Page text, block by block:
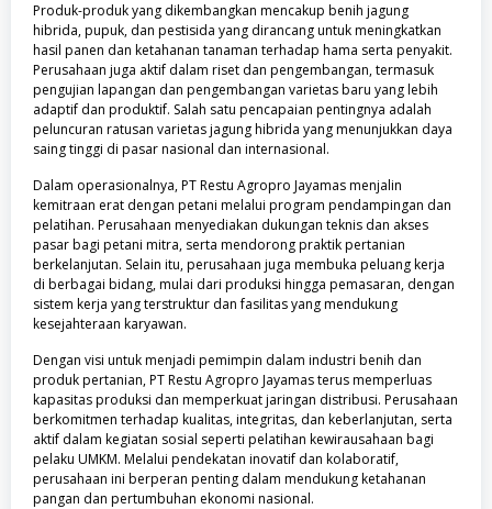
Produk-produk yang dikembangkan mencakup benih jagung
hibrida, pupuk, dan pestisida yang dirancang untuk meningkatkan
hasil panen dan ketahanan tanaman terhadap hama serta penyakit.
Perusahaan juga aktif dalam riset dan pengembangan, termasuk
pengujian lapangan dan pengembangan varietas baru yang lebih
adaptif dan produktif. Salah satu pencapaian pentingnya adalah
peluncuran ratusan varietas jagung hibrida yang menunjukkan daya
saing tinggi di pasar nasional dan internasional.
Dalam operasionalnya, PT Restu Agropro Jayamas menjalin
kemitraan erat dengan petani melalui program pendampingan dan
pelatihan. Perusahaan menyediakan dukungan teknis dan akses
pasar bagi petani mitra, serta mendorong praktik pertanian
berkelanjutan. Selain itu, perusahaan juga membuka peluang kerja
di berbagai bidang, mulai dari produksi hingga pemasaran, dengan
sistem kerja yang terstruktur dan fasilitas yang mendukung
kesejahteraan karyawan.
Dengan visi untuk menjadi pemimpin dalam industri benih dan
produk pertanian, PT Restu Agropro Jayamas terus memperluas
kapasitas produksi dan memperkuat jaringan distribusi. Perusahaan
berkomitmen terhadap kualitas, integritas, dan keberlanjutan, serta
aktif dalam kegiatan sosial seperti pelatihan kewirausahaan bagi
pelaku UMKM. Melalui pendekatan inovatif dan kolaboratif,
perusahaan ini berperan penting dalam mendukung ketahanan
pangan dan pertumbuhan ekonomi nasional.